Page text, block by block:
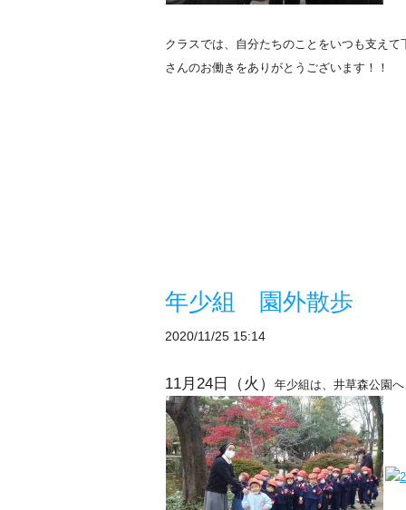
クラスでは、自分たちのことをいつも支え
さんのお働きをありがとうございます！！
年少組 園外散歩
2020/11/25 15:14
11月24日（火） 年少組は、井草森公園